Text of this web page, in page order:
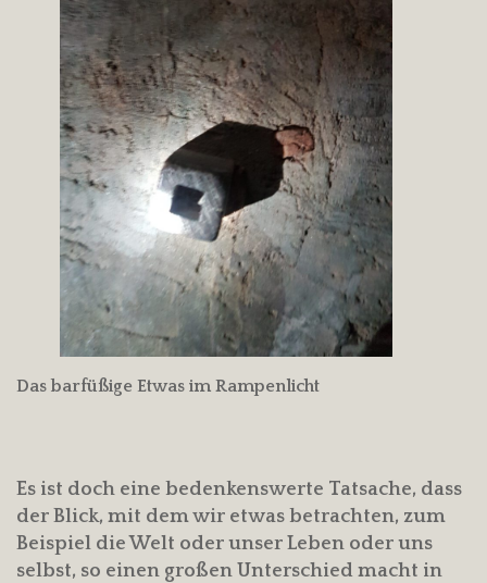
Das barfüßige Etwas im Rampenlicht
Es ist doch eine bedenkenswerte Tatsache, dass
der Blick, mit dem wir etwas betrachten, zum
Beispiel die Welt oder unser Leben oder uns
selbst, so einen großen Unterschied macht in